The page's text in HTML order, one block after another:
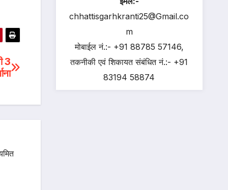
3
chhattisgarhkranti25@Gmail.co
m
मोबाईल नं.:- +91 88785 57146,
तकनीकी एवं शिकायत संबंधित नं.:- +91
83194 58874